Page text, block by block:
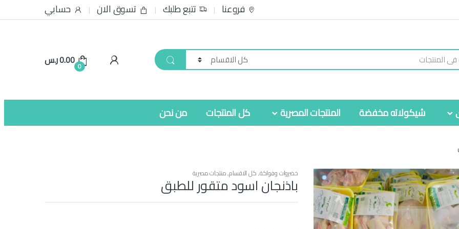
فروعنا تتبع طلبك تسوق الان حسابي
0
0.00ر.س
شيكولاته مخفضة المنتجات المصرية كل المنتجات من نحن
خضروات وفواكة,كل الاقسام,منتجات مصرية
باذنجان اسود متقور للطبق